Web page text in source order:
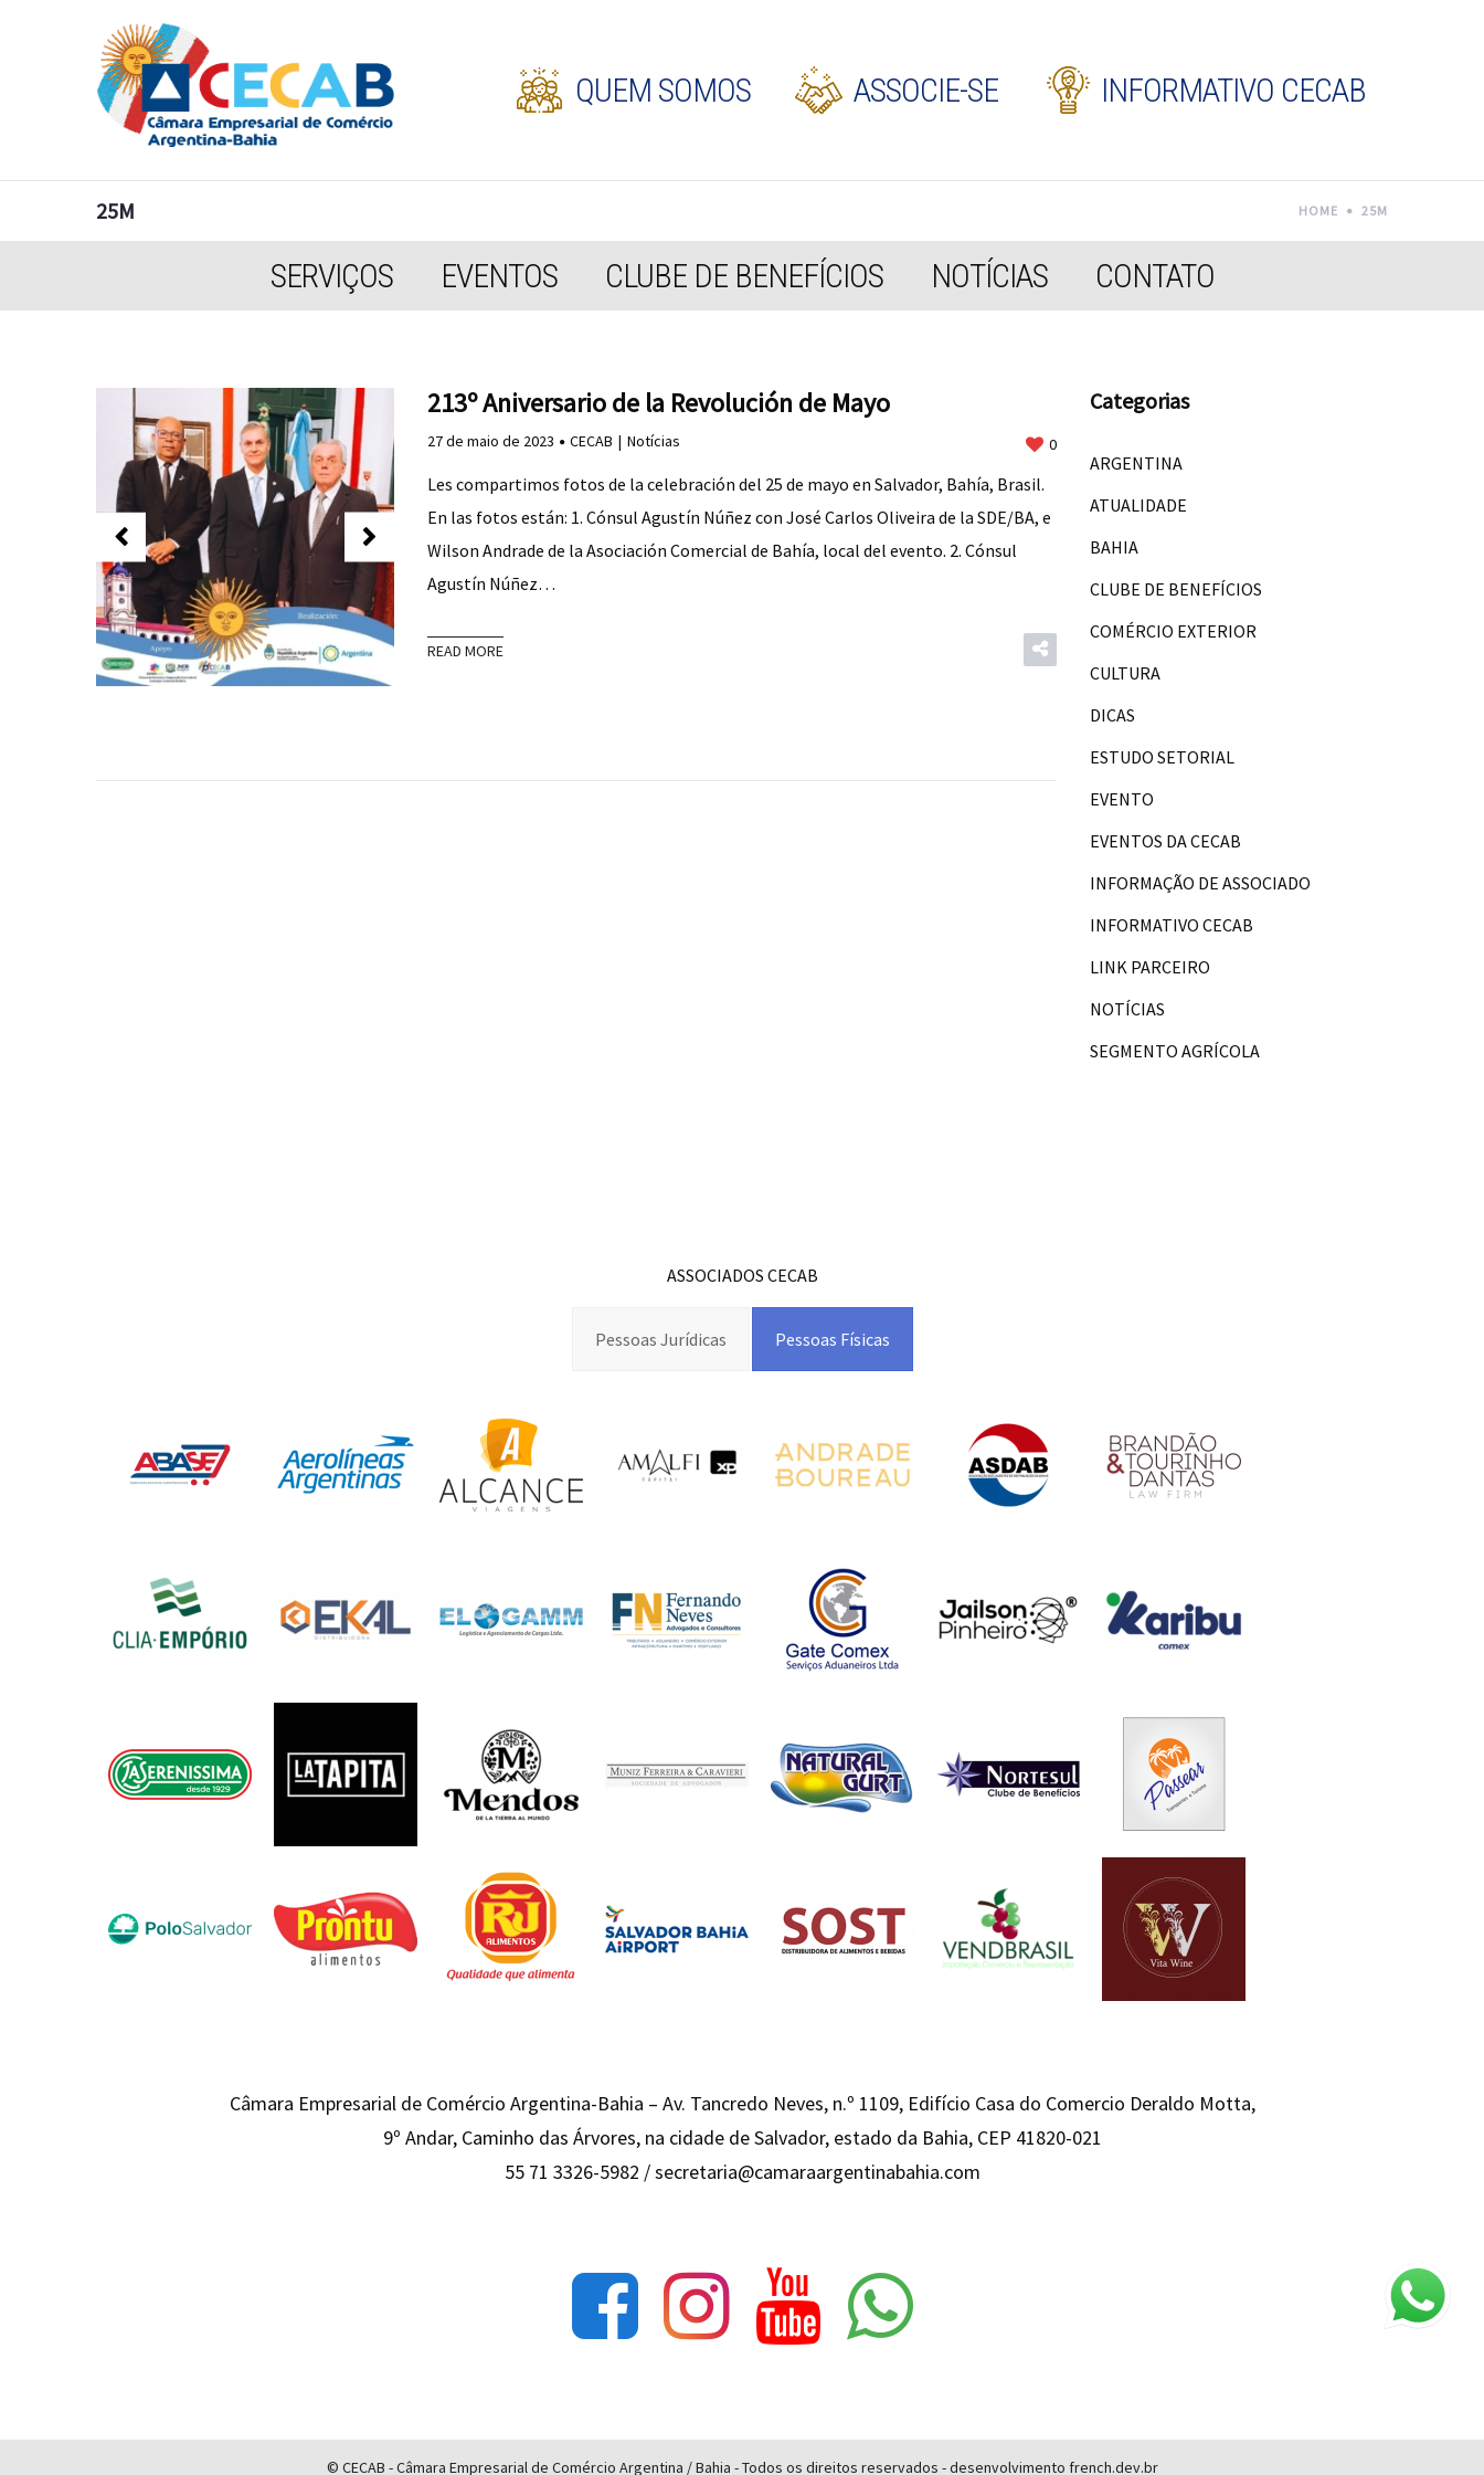
QUEM SOMOS ASSOCIE-SE INFORMATIVO CECAB
25M HOME 25M
SERVIÇOS EVENTOS CLUBE DE BENEFÍCIOS NOTÍCIAS CONTATO
213º Aniversario de la Revolución de Mayo
27 de maio de 2023 CECAB Notícias 0
Les compartimos fotos de la celebración del 25 de mayo en Salvador, Bahía, Brasil.
En las fotos están: 1. Cónsul Agustín Núñez con José Carlos Oliveira de la SDE/BA, e
Wilson Andrade de la Asociación Comercial de Bahía, local del evento. 2. Cónsul
Agustín Núñez…
READ MORE
Categorias
ARGENTINA
ATUALIDADE
BAHIA
CLUBE DE BENEFÍCIOS
COMÉRCIO EXTERIOR
CULTURA
DICAS
ESTUDO SETORIAL
EVENTO
EVENTOS DA CECAB
INFORMAÇÃO DE ASSOCIADO
INFORMATIVO CECAB
LINK PARCEIRO
NOTÍCIAS
SEGMENTO AGRÍCOLA
ASSOCIADOS CECAB
Pessoas Jurídicas Pessoas Físicas
Câmara Empresarial de Comércio Argentina-Bahia – Av. Tancredo Neves, n.º 1109, Edifício Casa do Comercio Deraldo Motta,
9º Andar, Caminho das Árvores, na cidade de Salvador, estado da Bahia, CEP 41820-021
55 71 3326-5982 /secretaria@camaraargentinabahia.com
© CECAB - Câmara Empresarial de Comércio Argentina / Bahia - Todos os direitos reservados - desenvolvimento french.dev.br